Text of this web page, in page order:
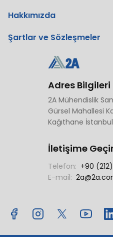
Hakkımızda
Şartlar ve Sözleşmeler
Adres Bilgileri
2A Mühendislik
Gürsel Mahallesi
Kağıthane
İletişime
Telefon: +90
E-mail: